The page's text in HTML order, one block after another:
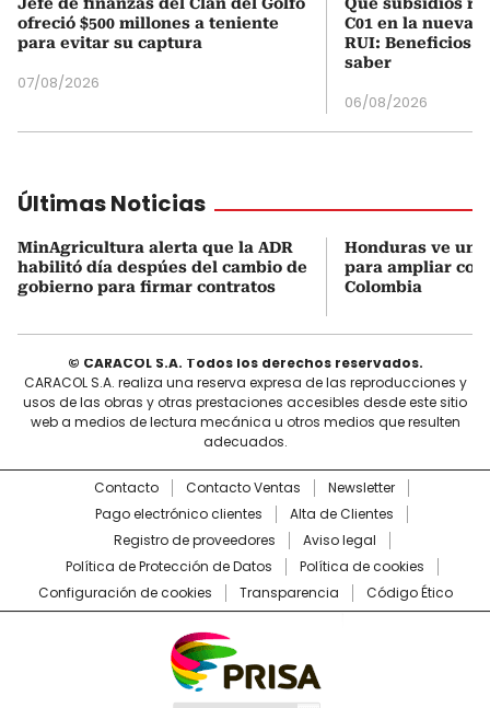
ofreció $500 millones a teniente
para evitar su captura
07/08/2026
C01 en la nueva
RUI: Beneficios
saber
06/08/2026
Últimas Noticias
MinAgricultura alerta que la ADR
habilitó día despúes del cambio de
gobierno para firmar contratos
Honduras ve
para ampliar
Colombia
© CARACOL S.A. Todos los derechos reservados.
CARACOL S.A. realiza una reserva expresa de las reproducciones y
usos de las obras y otras prestaciones accesibles desde este sitio
web a medios de lectura mecánica u otros medios que resulten
adecuados.
Contacto Contacto Ventas
Newsletter
Pago electrónico clientes
Alta de Clientes
Registro de proveedores
Aviso legal
Política de Protección de Datos
Política de cookies
Configuración de cookies
Transparencia Código Ético